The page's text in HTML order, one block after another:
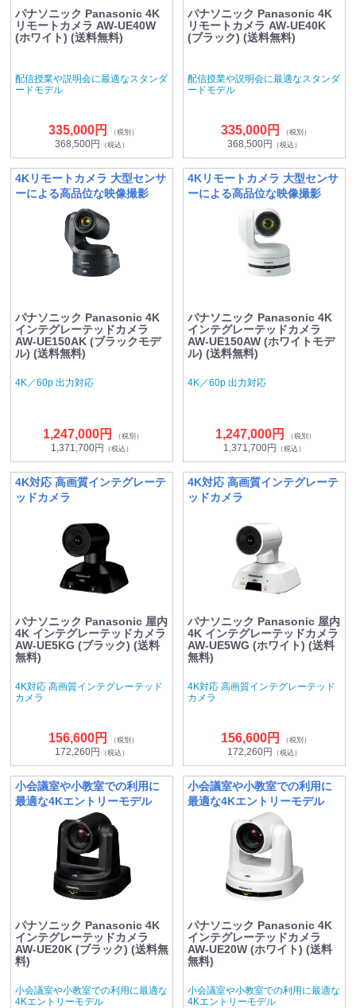
パナソニック Panasonic 4K
リモートカメラ AW-UE40W
(ホワイト) (送料無料)
配信授業や説明会に最適なスタンダ
ードモデル
335,000円 （税別）
368,500円 （税込）
パナソニック Panasonic 4K
リモートカメラ AW-UE40K
(ブラック) (送料無料)
配信授業や説明会に最適なスタンダ
ードモデル
335,000円 （税別）
368,500円 （税込）
4Kリモートカメラ 大型センサ
ーによる高品位な映像撮影
パナソニック Panasonic 4K
インテグレーテッドカメラ
AW-UE150AK (ブラックモデ
ル) (送料無料)
4K／60p 出力対応
1,247,000円 （税別）
1,371,700円 （税込）
4Kリモートカメラ 大型センサ
ーによる高品位な映像撮影
パナソニック Panasonic 4K
インテグレーテッドカメラ
AW-UE150AW (ホワイトモデ
ル) (送料無料)
4K／60p 出力対応
1,247,000円 （税別）
1,371,700円 （税込）
4K対応 高画質インテグレーテ
ッドカメラ
パナソニック Panasonic 屋内
4K インテグレーテッドカメラ
AW-UE5KG (ブラック) (送料
無料)
4K対応 高画質インテグレーテッド
カメラ
156,600円 （税別）
172,260円 （税込）
4K対応 高画質インテグレーテ
ッドカメラ
パナソニック Panasonic 屋内
4K インテグレーテッドカメラ
AW-UE5WG (ホワイト) (送料
無料)
4K対応 高画質インテグレーテッド
カメラ
156,600円 （税別）
172,260円 （税込）
小会議室や小教室での利用に
最適な4Kエントリーモデル
パナソニック Panasonic 4K
インテグレーテッドカメラ
AW-UE20K (ブラック) (送料無
料)
小会議室や小教室での利用に最適な
4Kエントリーモデル
小会議室や小教室での利用に
最適な4Kエントリーモデル
パナソニック Panasonic 4K
インテグレーテッドカメラ
AW-UE20W (ホワイト) (送料
無料)
小会議室や小教室での利用に最適な
4Kエントリーモデル